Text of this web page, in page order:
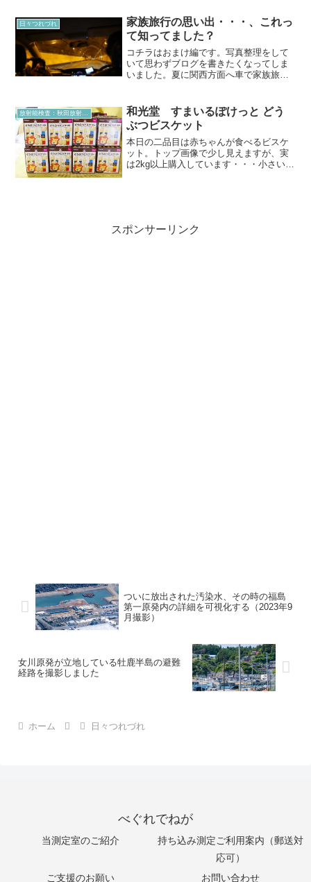
テキス...
日々つれづれ
家族旅行の思い出・・・、これっ
て知ってました？
コチラはおまけ編です。写真整理をして
いて思わずブログを書きたくなってしま
いました。夏に関西方面へ車で家族旅行
そこはね・・・大人の事情ってやつでし
ょ(；・∀・)ﾖｻﾝｶﾞ...
放射能検査：秋田放射能測定室より
和光堂 すまいるぽけっと どう
ぶつビスケット
本日の二品目は赤ちゃんが食べるビスケ
ット。トップ画像で少し見えますが、実
は2kg以上購入しています・・・小さい子
スポンサーリンク
ついに放出された汚染水、その時の福島
第一原発内の詳細を可視化する（2023年9
月撮影）
女川原発が立地している牡鹿半島の避難
経路を撮影しました
ホーム 日々つれづれ
べぐれでねが
当測定室のご紹介
持ち込み測定ご利用案内（郵送対
応可）
ご支援のお願い
お問い合わせ